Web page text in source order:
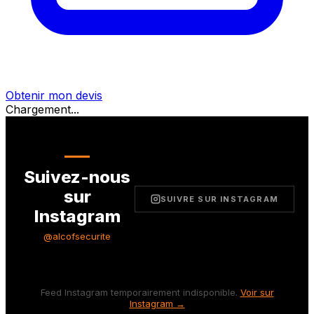
Obtenir mon devis
Chargement...
Suivez-nous
sur
Instagram
@alcofsecurite
SUIVRE SUR INSTAGRAM
Feed Instagram temporairement indisponible. Voir sur
Instagram →